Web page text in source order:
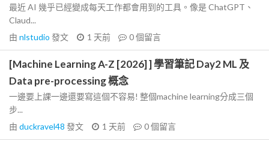
最近 AI 幾乎已經變成每天工作都會用到的工具。像是 ChatGPT、
Claud...
由 nlstudio 發文 1 天前 0個留言
[Machine Learning A-Z [2026] ] 學習筆記 Day2 ML 及
Data pre-processing 概念
一邊要上課一邊還要寫這個不容易! 整個machine learning分成三個
步...
由 duckravel48 發文 1 天前 0個留言